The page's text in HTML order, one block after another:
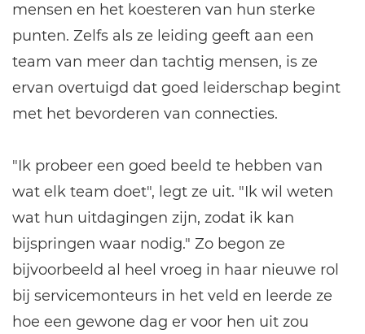
mensen en het koesteren van hun sterke
punten. Zelfs als ze leiding geeft aan een
team van meer dan tachtig mensen, is ze
ervan overtuigd dat goed leiderschap begint
met het bevorderen van connecties.
"Ik probeer een goed beeld te hebben van
wat elk team doet", legt ze uit. "Ik wil weten
wat hun uitdagingen zijn, zodat ik kan
bijspringen waar nodig." Zo begon ze
bijvoorbeeld al heel vroeg in haar nieuwe rol
bij servicemonteurs in het veld en leerde ze
hoe een gewone dag er voor hen uit zou